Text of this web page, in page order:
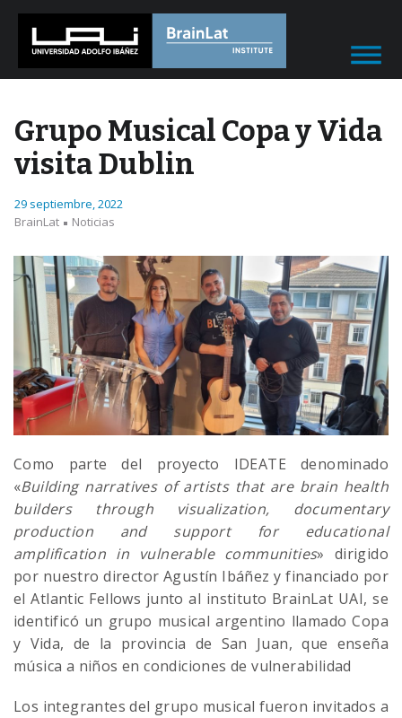
Grupo Musical Copa y Vida
visita Dublin
29 septiembre, 2022
BrainLat
Noticias
Como parte del proyecto IDEATE denominado
«Building narratives of artists that are brain health
builders through visualization, documentary
production and support for educational
amplification in vulnerable communities» dirigido
por nuestro director Agustín Ibáñez y financiado por
el Atlantic Fellows junto al instituto BrainLat UAI, se
identificó un grupo musical argentino llamado Copa
y Vida, de la provincia de San Juan, que enseña
música a niños en condiciones de vulnerabilidad
Los integrantes del grupo musical fueron invitados a